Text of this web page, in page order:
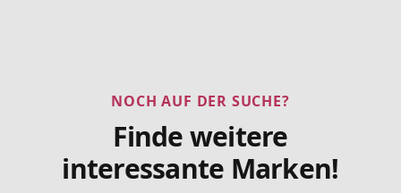
NOCH AUF DER SUCHE?
Finde weitere
interessante Marken!